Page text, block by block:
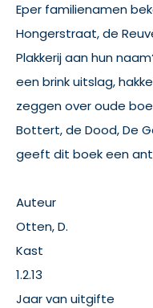
Eper familienamen
Hongerstraat, de
Plakkerij aan hun
een brink uitslag,
zeggen over oude
Bottert, de Dood, De
geeft dit boek een
Auteur
Otten, D.
Kast
1.2.13
Jaar van uitgifte